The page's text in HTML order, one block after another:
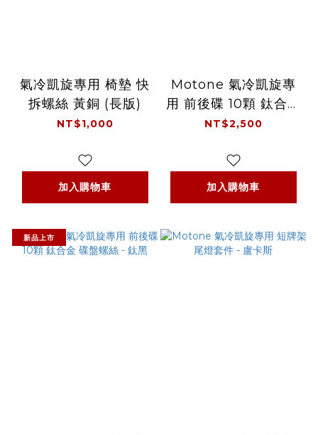
氣冷凱旋專用 椅墊 快
拆螺絲 黃銅 (長版)
NT$1,000
加入購物車
Motone 氣冷凱旋專
用 前後碟 10顆 鈦合金
碟盤螺絲 - 原色
NT$2,500
加入購物車
新品上市